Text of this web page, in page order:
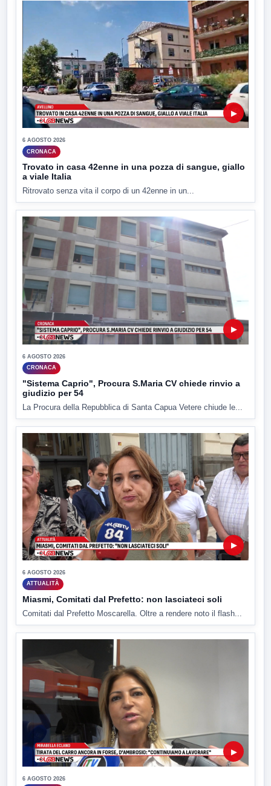
▶
6 AGOSTO 2026
CRONACA
Trovato in casa 42enne in una pozza di sangue, giallo
a viale Italia
Ritrovato senza vita il corpo di un 42enne in un...
▶
6 AGOSTO 2026
CRONACA
"Sistema Caprio", Procura S.Maria CV chiede rinvio a
giudizio per 54
La Procura della Repubblica di Santa Capua Vetere chiude le...
▶
6 AGOSTO 2026
ATTUALITÀ
Miasmi, Comitati dal Prefetto: non lasciateci soli
Comitati dal Prefetto Moscarella. Oltre a rendere noto il flash...
▶
6 AGOSTO 2026